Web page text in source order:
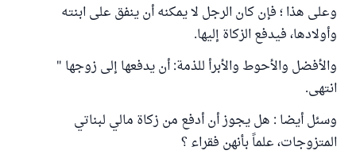
وعلى هذا ؛ فإن كان الرجل لا يمكنه أن ينفق على ابنته
وأولادها، فيدفع الزكاة إليها.
والأفضل والأحوط والأبرأ للذمة: أن يدفعها إلى زوجها "
انتهى.
وسئل أيضا : هل يجوز أن أدفع من زكاة مالي لبناتي
المتزوجات، علماً بأنهن فقراء ؟